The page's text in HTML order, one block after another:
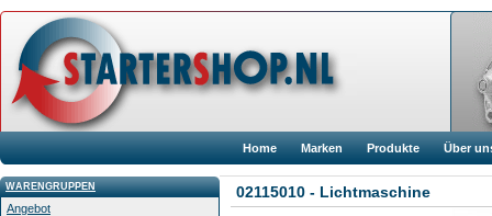
Home Marken Produkte Über
WARENGRUPPEN
Angebot
02115010 - Lichtmaschine